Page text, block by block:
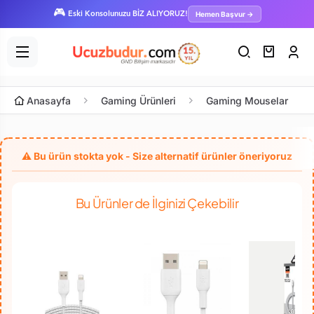
🎮 Eski Konsolunuzu BİZ ALIYORUZ! Hemen Başvur →
Anasayfa Gaming Ürünleri Gaming Mouselar
Bu Ürünler de İlginizi Çekebilir